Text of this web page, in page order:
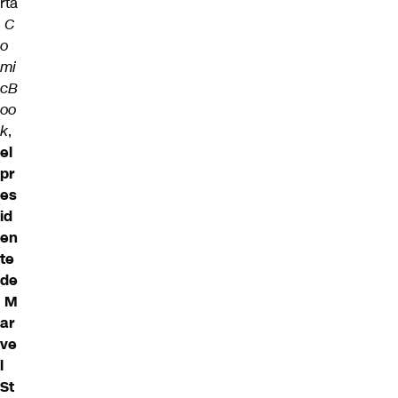
C
o
mi
cB
oo
k,
el
pr
es
id
en
te
de
M
ar
ve
l
St